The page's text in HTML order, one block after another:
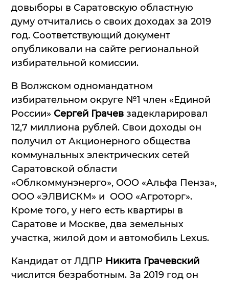
довыборы в Саратовскую областную
думу отчитались о своих доходах за 2019
год. Соответствующий документ
опубликовали на сайте региональной
избирательной комиссии.
В Волжском одномандатном
избирательном округе №1 член «Единой
России» Сергей Грачев задекларировал
12,7 миллиона рублей. Свои доходы он
получил от Акционерного общества
коммунальных электрических сетей
Саратовской области
«Облкоммунэнерго», ООО «Альфа Пенза»,
ООО «ЭЛВИСКМ» и ООО «Агроторг».
Кроме того, у него есть квартиры в
Саратове и Москве, два земельных
участка, жилой дом и автомобиль Lexus.
Кандидат от ЛДПР Никита Грачевский
числится безработным. За 2019 год он